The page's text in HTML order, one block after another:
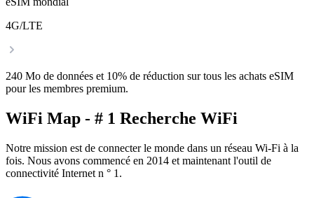
4G/LTE
240 Mo de données et 10% de réduction sur tous les achats eSIM
pour les membres premium.
WiFi Map - # 1 Recherche WiFi
Notre mission est de connecter le monde dans un réseau Wi-Fi à la
fois. Nous avons commencé en 2014 et maintenant l'outil de
connectivité Internet n ° 1.